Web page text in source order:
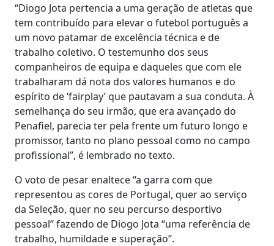
“Diogo Jota pertencia a uma geração de atletas que
tem contribuído para elevar o futebol português a
um novo patamar de excelência técnica e de
trabalho coletivo. O testemunho dos seus
companheiros de equipa e daqueles que com ele
trabalharam dá nota dos valores humanos e do
espírito de ‘fairplay’ que pautavam a sua conduta. À
semelhança do seu irmão, que era avançado do
Penafiel, parecia ter pela frente um futuro longo e
promissor, tanto no plano pessoal como no campo
profissional”, é lembrado no texto.
O voto de pesar enaltece “a garra com que
representou as cores de Portugal, quer ao serviço
da Seleção, quer no seu percurso desportivo
pessoal” fazendo de Diogo Jota “uma referência de
trabalho, humildade e superação”.